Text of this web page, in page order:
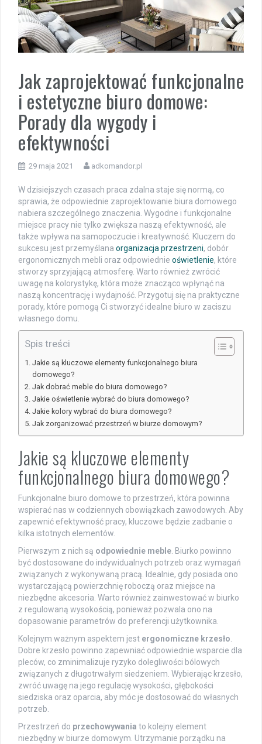
Jak zaprojektować funkcjonalne
i estetyczne biuro domowe:
Porady dla wygody i
efektywności
29 maja 2021 adkomandor.pl
W dzisiejszych czasach praca zdalna staje się normą, co
sprawia, że odpowiednie zaprojektowanie biura domowego
nabiera szczególnego znaczenia. Wygodne i funkcjonalne
miejsce pracy nie tylko zwiększa naszą efektywność, ale
także wpływa na samopoczucie i kreatywność. Kluczem do
sukcesu jest przemyślana organizacja przestrzeni, dobór
ergonomicznych mebli oraz odpowiednie oświetlenie, które
stworzy sprzyjającą atmosferę. Warto również zwrócić
uwagę na kolorystykę, która może znacząco wpłynąć na
naszą koncentrację i wydajność. Przygotuj się na praktyczne
porady, które pomogą Ci stworzyć idealne biuro w zaciszu
własnego domu.
Spis treści
Jakie są kluczowe elementy funkcjonalnego biura
domowego?
Jak dobrać meble do biura domowego?
Jakie oświetlenie wybrać do biura domowego?
Jakie kolory wybrać do biura domowego?
Jak zorganizować przestrzeń w biurze domowym?
Jakie są kluczowe elementy
funkcjonalnego biura domowego?
Funkcjonalne biuro domowe to przestrzeń, która powinna
wspierać nas w codziennych obowiązkach zawodowych. Aby
zapewnić efektywność pracy, kluczowe będzie zadbanie o
kilka istotnych elementów.
Pierwszym z nich są odpowiednie meble . Biurko powinno
być dostosowane do indywidualnych potrzeb oraz wymagań
związanych z wykonywaną pracą. Idealnie, gdy posiada ono
wystarczającą powierzchnię roboczą oraz miejsce na
niezbędne akcesoria. Warto również zainwestować w biurko
z regulowaną wysokością, ponieważ pozwala ono na
dopasowanie parametrów do preferencji użytkownika.
Kolejnym ważnym aspektem jest ergonomiczne krzesło
Dobre krzesło powinno zapewniać odpowiednie wsparcie dla
pleców, co zminimalizuje ryzyko dolegliwości bólowych
związanych z długotrwałym siedzeniem. Wybierając krzesło,
zwróć uwagę na jego regulację wysokości, głębokości
siedziska oraz oparcia, aby móc je dostosować do własnych
potrzeb.
Przestrzeń do przechowywania to kolejny element
niezbędny w biurze domowym. Utrzymanie porządku na